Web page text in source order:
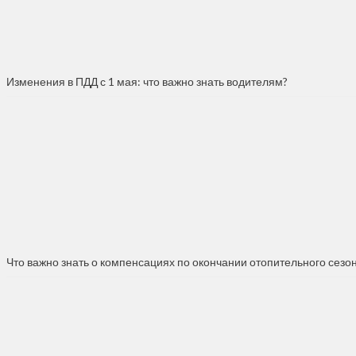
Изменения в ПДД с 1 мая: что важно знать водителям?
Что важно знать о компенсациях по окончании отопительного